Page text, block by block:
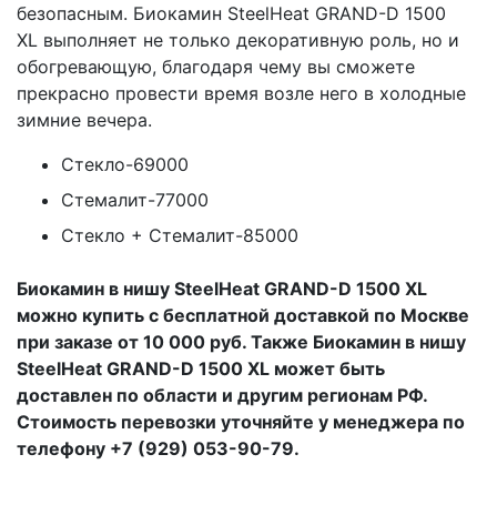
безопасным. Биокамин SteelHeat GRAND-D 1500
XL выполняет не только декоративную роль, но и
обогревающую, благодаря чему вы сможете
прекрасно провести время возле него в холодные
зимние вечера.
Стекло-69000
Стемалит-77000
Стекло + Стемалит-85000
Биокамин в нишу SteelHeat GRAND-D 1500 XL
можно купить с бесплатной доставкой по Москве
при заказе от 10 000 руб. Также Биокамин в нишу
SteelHeat GRAND-D 1500 XL может быть
доставлен по области и другим регионам РФ.
Стоимость перевозки уточняйте у менеджера по
телефону +7 (929) 053-90-79.